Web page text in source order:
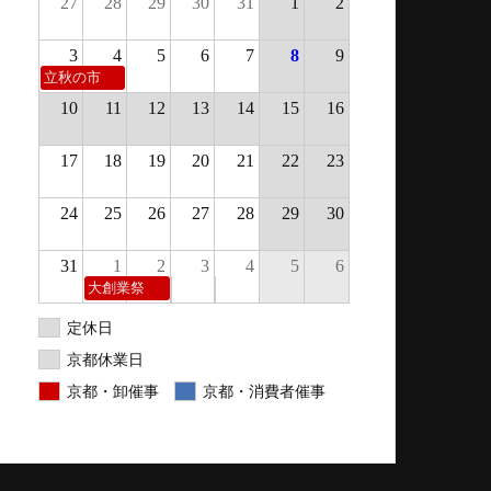
3 4 5 6 7 8 9
立秋の市
10 11 12 13 14 15 16
17 18 19 20 21 22 23
24 25 26 27 28 29 30
31 1 2 3 4 5 6
大創業祭
定休日
京都休業日
京都・卸催事
京都・消費者催事